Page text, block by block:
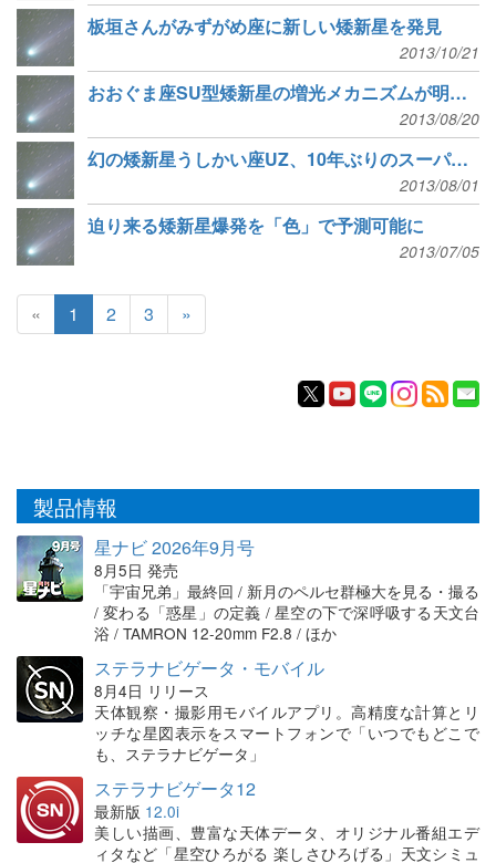
板垣さんがみずがめ座に新しい矮新星を発見
2013/10/21
おおぐま座SU型矮新星の増光メカニズムが明らかに
2013/08/20
幻の矮新星うしかい座UZ、10年ぶりのスーパーアウトバースト
2013/08/01
迫り来る矮新星爆発を「色」で予測可能に
2013/07/05
« 1 2 3 »
製品情報
星ナビ 2026年9月号
8月5日 発売
「宇宙兄弟」最終回 / 新月のペルセ群極大を見る・撮る
/ 変わる「惑星」の定義 / 星空の下で深呼吸する天文台
浴 / TAMRON 12-20mm F2.8 / ほか
ステラナビゲータ・モバイル
8月4日 リリース
天体観察・撮影用モバイルアプリ。高精度な計算とリ
ッチな星図表示をスマートフォンで「いつでもどこで
も、ステラナビゲータ」
ステラナビゲータ12
最新版 12.0i
美しい描画、豊富な天体データ、オリジナル番組エデ
ィタなど「星空ひろがる 楽しさひろげる」天文シミュ